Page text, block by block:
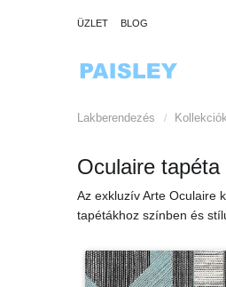
ÜZLET BLOG
Lakberendezés / Kollekciók
Oculaire tapéta
Az exkluzív Arte Oculaire
tapétákhoz színben és